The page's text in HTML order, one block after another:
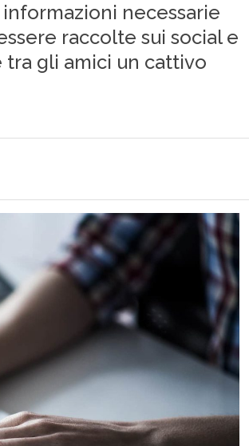
necessarie
raccolte sui social e
tra gli amici un cattivo